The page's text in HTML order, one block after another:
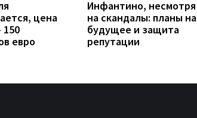
цена
150
евро
Инфантино, несмотря
на скандалы: планы на
будущее и защита
репутации